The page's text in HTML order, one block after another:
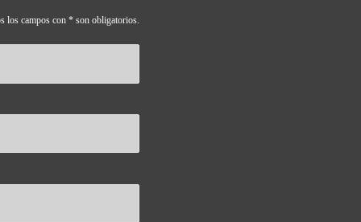
los campos con * son obligatorios.